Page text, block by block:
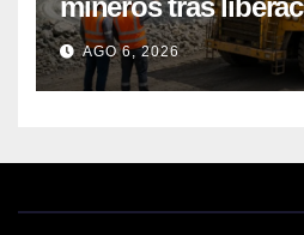
mineros tras
de mil
cobre y oro
AGO 6, 2026